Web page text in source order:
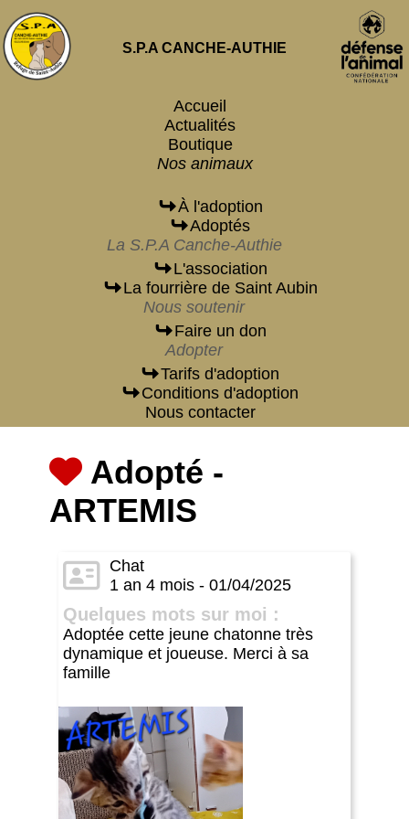
S.P.A CANCHE-AUTHIE
Accueil
Actualités
Boutique
Nos animaux
À l'adoption
Adoptés
La S.P.A Canche-Authie
L'association
La fourrière de Saint Aubin
Nous soutenir
Faire un don
Adopter
Tarifs d'adoption
Conditions d'adoption
Nous contacter
Adopté -
ARTEMIS
Chat
1 an 4 mois - 01/04/2025
Quelques mots sur moi :
Adoptée cette jeune chatonne très
dynamique et joueuse. Merci à sa
famille